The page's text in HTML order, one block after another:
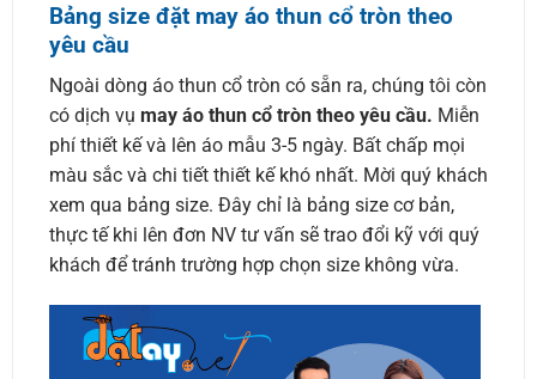
Bảng size đặt may áo thun cổ tròn theo
yêu cầu
Ngoài dòng áo thun cổ tròn có sẵn ra, chúng tôi còn
có dịch vụ may áo thun cổ tròn theo yêu cầu. Miễn
phí thiết kế và lên áo mẫu 3-5 ngày. Bất chấp mọi
màu sắc và chi tiết thiết kế khó nhất. Mời quý khách
xem qua bảng size. Đây chỉ là bảng size cơ bản,
thực tế khi lên đơn NV tư vấn sẽ trao đổi kỹ với quý
khách để tránh trường hợp chọn size không vừa.